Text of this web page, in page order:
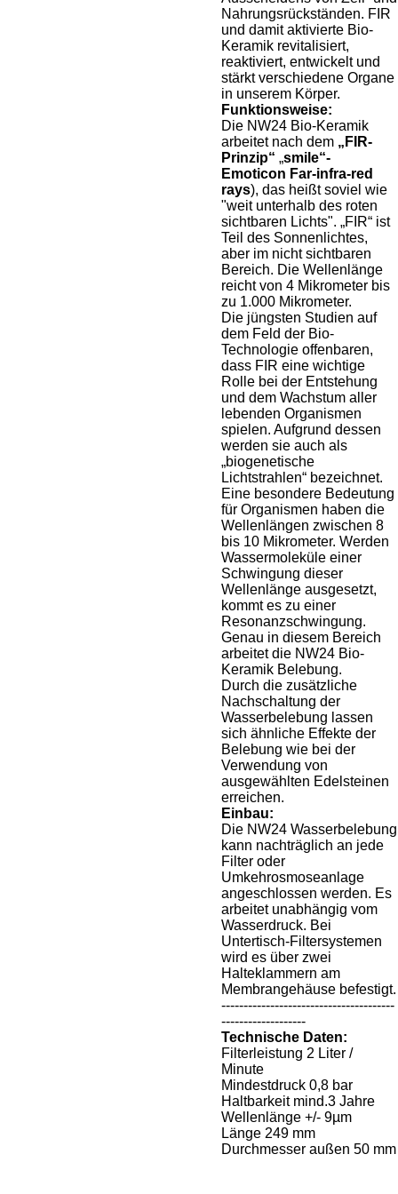
Nahrungsrückständen. FIR
und damit aktivierte Bio-
Keramik revitalisiert,
reaktiviert, entwickelt und
stärkt verschiedene Organe
in unserem Körper.
Funktionsweise:
Die NW24 Bio-Keramik
arbeitet nach dem „FIR-
Prinzip“ „smile“-
Emoticon Far-infra-red
rays), das heißt soviel wie
"weit unterhalb des roten
sichtbaren Lichts". „FIR“ ist
Teil des Sonnenlichtes,
aber im nicht sichtbaren
Bereich. Die Wellenlänge
reicht von 4 Mikrometer bis
zu 1.000 Mikrometer.
Die jüngsten Studien auf
dem Feld der Bio-
Technologie offenbaren,
dass FIR eine wichtige
Rolle bei der Entstehung
und dem Wachstum aller
lebenden Organismen
spielen. Aufgrund dessen
werden sie auch als
„biogenetische
Lichtstrahlen“ bezeichnet.
Eine besondere Bedeutung
für Organismen haben die
Wellenlängen zwischen 8
bis 10 Mikrometer. Werden
Wassermoleküle einer
Schwingung dieser
Wellenlänge ausgesetzt,
kommt es zu einer
Resonanzschwingung.
Genau in diesem Bereich
arbeitet die NW24 Bio-
Keramik Belebung.
Durch die zusätzliche
Nachschaltung der
Wasserbelebung lassen
sich ähnliche Effekte der
Belebung wie bei der
Verwendung von
ausgewählten Edelsteinen
erreichen.
Einbau:
Die NW24 Wasserbelebung
kann nachträglich an jede
Filter oder
Umkehrosmoseanlage
angeschlossen werden. Es
arbeitet unabhängig vom
Wasserdruck. Bei
Untertisch-Filtersystemen
wird es über zwei
Halteklammern am
Membrangehäuse befestigt.
---------------------------------------
-------------------
Technische Daten:
Filterleistung 2 Liter /
Minute
Mindestdruck 0,8 bar
Haltbarkeit mind.3 Jahre
Wellenlänge +/- 9µm
Länge 249 mm
Durchmesser außen 50 mm